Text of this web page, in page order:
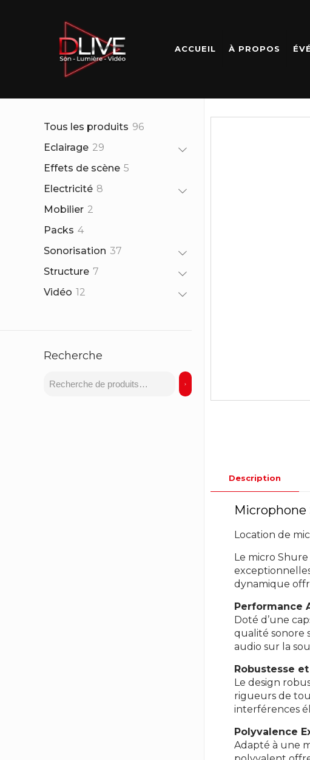
ACCUEIL À PROPOS
Description
Microphone
Location de
Le micro
dynamique
Performance
Doté d’une
qualité sonore
audio sur la
Robustesse
Le design
rigueurs de
interférences
Polyvalence
Adapté à une
Tous les produits 9696
Eclairage 29
Effets de scène 5
Electricité 8
Mobilier 2
Packs 44
Sonorisation 37
Structure 7
Vidéo 12
Recherche